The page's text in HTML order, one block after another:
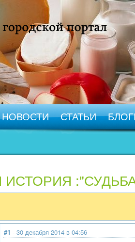
НОВОСТИ СТАТЬИ
ИСТОРИЯ
#1 - 30 декабря 2014 в 04:56